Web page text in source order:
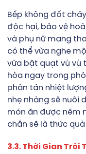
Bếp không đốt
độc hại, bảo vệ
và phụ nữ mang
có thể vừa nghe
vừa bật quạt vù vù
hòa ngay trong
phân tán nhiệt
nhẹ nhàng sẽ nuôi
món ăn được nêm
chắn sẽ là thức
3.3. Thời Gian Trôi